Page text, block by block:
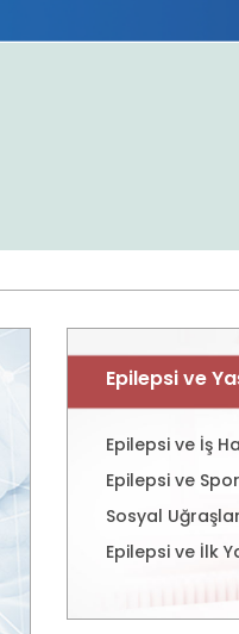
Epilepsi ve
Epilepsi ve İş
Epilepsi ve Spor
Sosyal Uğraşlar
Epilepsi ve İlk